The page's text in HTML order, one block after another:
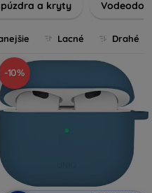
zariadenie. Naše púzdra a
takže sa stanú
outfitu. Pre
ktorí chcú len ochrániť
vás.
a kryty
Lacné Drahé
-10%